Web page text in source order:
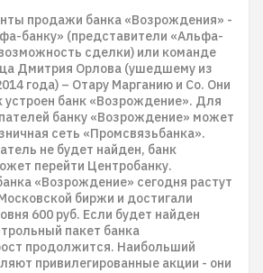
продажи банка «Возрождения» -
банку» (представители «Альфа-
сделки) или команде
Дмитрия Орлова (ушедшему из
года) – Отару Марганию и Со. Они
устроен банк «Возрождение». Для
банку «Возрождение» может
сеть «Промсвязьбанка».
не будет найден, банк
перейти Центробанку.
«Возрождение» сегодня растут
биржи и достигали
600 руб. Если будет найден
пакет банка
продолжится. Наибольший
привилегированные акции - они